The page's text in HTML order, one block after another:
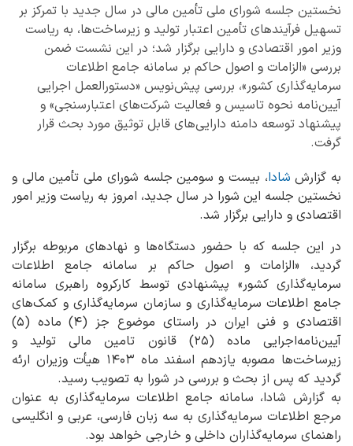
نخستین جلسه شورای ملی تأمین مالی در سال جدید با تمرکز بر
تسهیل فرآیندهای تأمین اعتبار تولید و زیرساخت‌ها، به ریاست
وزیر امور اقتصادی و دارایی برگزار شد؛ در این نشست ضمن
بررسی «الزامات و اصول حاکم بر سامانه جامع اطلاعات
سرمایه‌گذاری کشور»، بررسی پیش‌نویس «دستورالعمل اجرایی
آیین‌نامه نحوه تاسیس و فعالیت شرکت‌های اعتبارسنجی» و
پیشنهاد توسعه دامنه دارایی‌های قابل توثیق مورد بحث قرار
گرفت.
به گزارش شادا، بیست و سومین جلسه شورای ملی تأمین مالی و
نخستین جلسه این شورا در سال جدید، امروز به ریاست وزیر امور
اقتصادی و دارایی برگزار شد.
در این جلسه که با حضور دستگاه‌ها و نهادهای مربوطه برگزار
گردید، «الزامات و اصول حاکم بر سامانه جامع اطلاعات
سرمایه‌گذاری کشور» پیشنهادی توسط کارکروه راهبری سامانه
جامع اطلاعات سرمایه‌گذاری و سازمان سرمایه‌گذاری و کمک‌های
اقتصادی و فنی ایران در راستای موضوع جز (۴) ماده (۵)
آیین‌نامه‌اجرایی ماده (۲۵) قانون تامین مالی تولید و
زیرساخت‌ها مصوبه یازدهم اسفند ماه ۱۴۰۳ هیأت وزیران ارئه
گردید که پس از بحث و بررسی در شورا به تصویب رسید.
به گزارش شادا، سامانه جامع اطلاعات سرمایه‌گذاری به عنوان
مرجع اطلاعات سرمایه‌گذاری به سه زبان فارسی، عربی و انگلیسی
راهنمای سرمایه‌گذاران داخلی و خارجی خواهد بود.